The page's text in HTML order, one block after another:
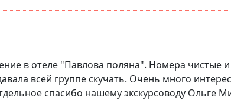
в отеле "Павлова поляна". Номера чистые
всей группе скучать. Очень много
спасибо нашему экскурсоводу Ольге